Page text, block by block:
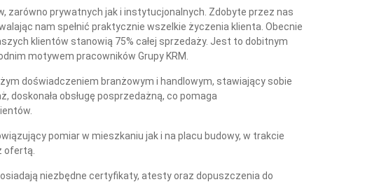
zarówno prywatnych jak i instytucjonalnych. Zdobyte przez nas
nam spełnić praktycznie wszelkie życzenia klienta. Obecnie
klientów stanowią 75% całej sprzedaży. Jest to dobitnym
motywem pracowników Grupy KRM.
doświadczeniem branżowym i handlowym, stawiający sobie
doskonała obsługę posprzedażną, co pomaga
pomiar w mieszkaniu jak i na placu budowy, w trakcie
ofertą.
niezbędne certyfikaty, atesty oraz dopuszczenia do